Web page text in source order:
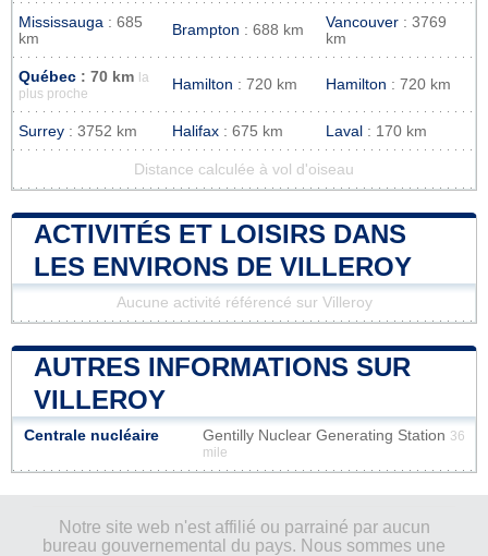
Mississauga : 685
km
Brampton : 688 km Vancouver : 3769
km
Québec : 70 km
la
plus proche
Hamilton : 720 km Hamilton : 720 km
Surrey : 3752 km Halifax : 675 km Laval : 170 km
Distance calculée à vol d'oiseau
ACTIVITÉS ET LOISIRS DANS
LES ENVIRONS DE VILLEROY
Aucune activité référencé sur Villeroy
AUTRES INFORMATIONS SUR
VILLEROY
Centrale nucléaire Gentilly Nuclear Generating Station 36
mile
Notre site web n'est affilié ou parrainé par aucun
bureau gouvernemental du pays. Nous sommes une